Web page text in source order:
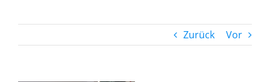
Zurück Vor